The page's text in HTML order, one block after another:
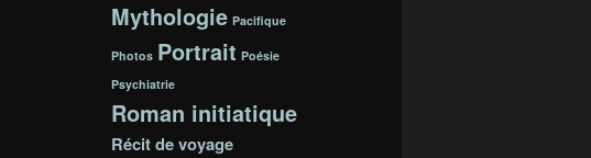
Mythologie Pacifique
Photos Portrait Poésie
Psychiatrie
Roman initiatique
Récit de voyage